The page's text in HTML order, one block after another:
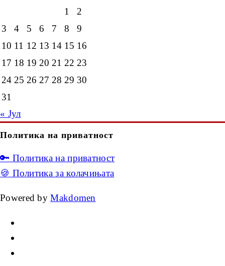
1
2
3
4 5 6 7 8
9
10 11 12 13 14 15 16
17 18 19 20 21 22 23
24 25 26 27 28 29 30
31
« Јул
Политика на приватност
🔑 Политика на приватност
🍪 Политика за колачињата
Powered byMakdomen